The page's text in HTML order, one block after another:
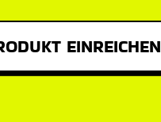
EINREICHEN